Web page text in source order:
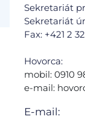
Sekretariát
Sekretariát
Fax: +421 2
Hovorca:
mobil: 0910
e-mail:
E-mail: